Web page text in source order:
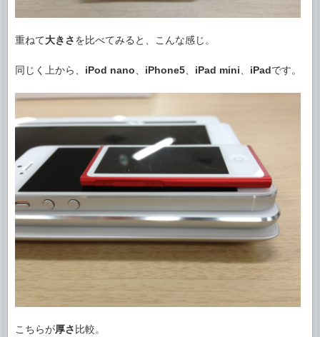
重ねて大きさを比べてみると、こんな感じ。
同じく上から、 iPod nano、 iPhone5、 iPad mini、 iPadです。
こちらが厚さ 比較。